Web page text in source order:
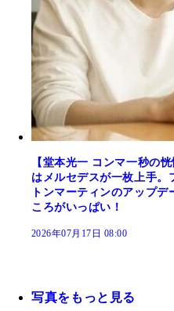
【堂本光一 コンマ一秒の
はメルセデスが一枚上手
トンマーティンのアップ
ころがいっぱい！
2026年07月17日 08:00
写真をもっと見る